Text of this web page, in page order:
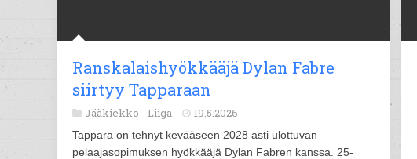
Ranskalaishyökkääjä Dylan Fabre
siirtyy Tapparaan
Jääkiekko - Liiga 19.5.2026
Tappara on tehnyt kevääseen 2028 asti ulottuvan
pelaajasopimuksen hyökkääjä Dylan Fabren kanssa. 25-